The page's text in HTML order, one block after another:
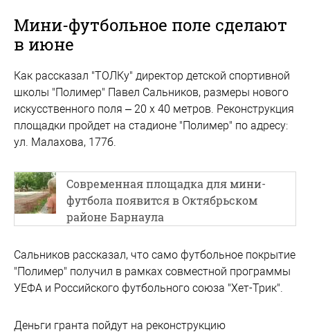
Мини-футбольное поле сделают
в июне
Как рассказал "ТОЛКу" директор детской спортивной
школы "Полимер" Павел Сальников, размеры нового
искусственного поля – 20 х 40 метров. Реконструкция
площадки пройдет на стадионе "Полимер" по адресу:
ул. Малахова, 177б.
Современная площадка для мини-
футбола появится в Октябрьском
районе Барнаула
Сальников рассказал, что само футбольное покрытие
"Полимер" получил в рамках совместной программы
УЕФА и Российского футбольного союза "Хет-Трик".
Деньги гранта пойдут на реконструкцию